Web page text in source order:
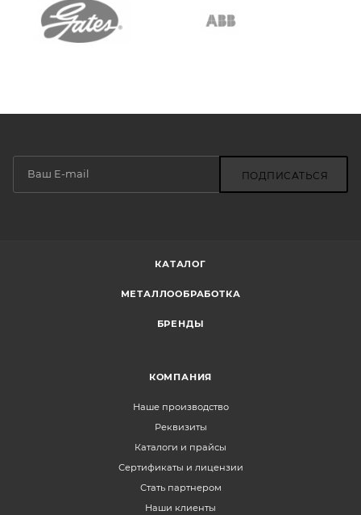
ПОДПИСАТЬСЯ
КАТАЛОГ
МЕТАЛЛООБРАБОТКА
БРЕНДЫ
КОМПАНИЯ
Наше производство
Реквизиты
Каталоги и прайсы
Сертификаты и лицензии
Стать партнером
Наши клиенты